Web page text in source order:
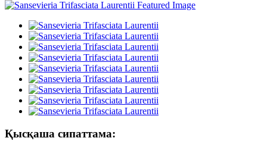
Қысқаша сипаттама: